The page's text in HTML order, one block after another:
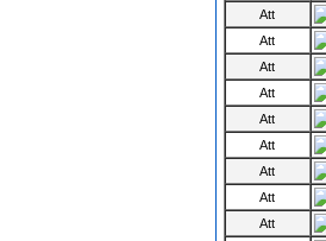
Att
Att
Att
Att
Att
Att
Att
Att
Att